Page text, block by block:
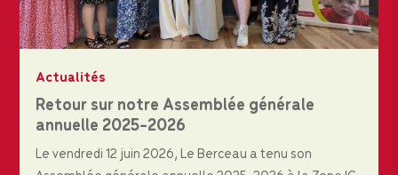
Actualités
Retour sur notre Assemblée générale
annuelle 2025-2026
Le vendredi 12 juin 2026, Le Berceau a tenu son